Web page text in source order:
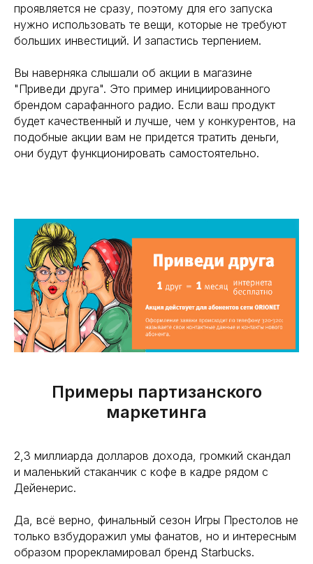
проявляется не сразу, поэтому для его запуска
нужно использовать те вещи, которые не требуют
больших инвестиций. И запастись терпением.
Вы наверняка слышали об акции в магазине
"Приведи друга". Это пример инициированного
брендом сарафанного радио. Если ваш продукт
будет качественный и лучше, чем у конкурентов, на
подобные акции вам не придется тратить деньги,
они будут функционировать самостоятельно.
Примеры партизанского
маркетинга
2,3 миллиарда долларов дохода, громкий скандал
и маленький стаканчик с кофе в кадре рядом с
Дейенерис.
Да, всё верно, финальный сезон Игры Престолов не
только взбудоражил умы фанатов, но и интересным
образом прорекламировал бренд Starbucks.